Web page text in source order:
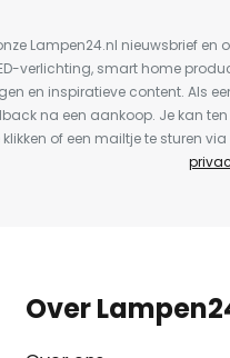
Lampen24.nl nieuwsbrief
verlichting, smart home
en inspiratieve content. Als
na een aankoop. Je kan
of een mailtje te sturen via
Over